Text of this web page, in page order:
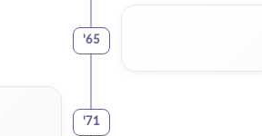
65
'
71
'